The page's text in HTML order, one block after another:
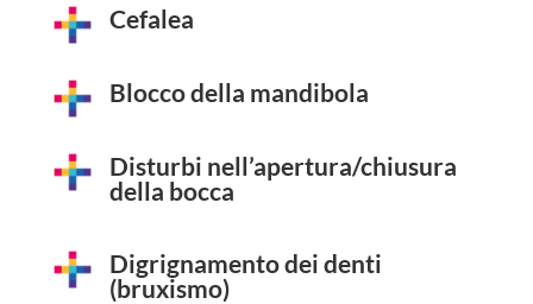
Cefalea
Blocco della mandibola
Disturbi nell’apertura/chiusura
della bocca
Digrignamento dei denti
(bruxismo)